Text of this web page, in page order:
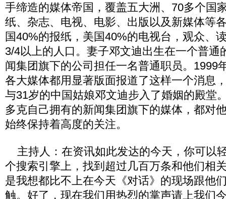
手缔造的媒体帝国，覆盖五大洲、70多个国
纸、杂志、电视、电影、出版以及新媒体等
国40%的报纸，美国40%的电视台，观众、
3/4以上的人口。妻子邓文迪出生在一个普通
闻集团旗下的公司担任一名普通职员。1999
各大媒体都用显著版面报道了这样一个消息
与31岁的中国姑娘邓文迪步入了婚姻的殿堂
多克自己拥有的新闻集团旗下的媒体，都对
始终保持着高度的关注。
主持人：在资讯如此发达的今天，你可以
个搜索引擎上，找到超过几百万条和他们相
是我想都比不上在今天《对话》的现场跟他
触。好了，现在我们用热烈的掌声请上我们